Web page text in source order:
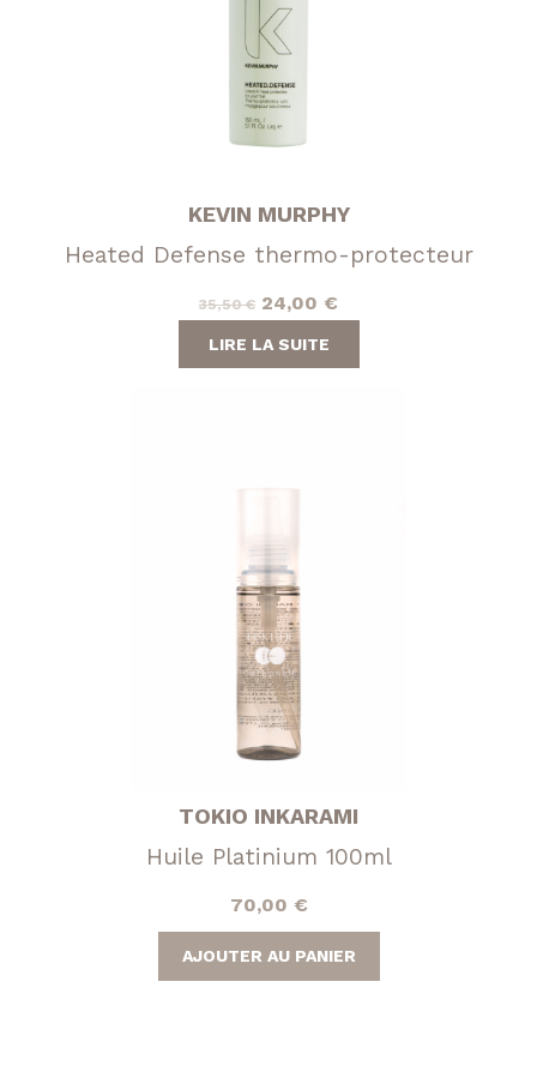
KEVIN MURPHY
Heated Defense thermo-protecteur
35,50€ Le
24,00 €Le
LIRE LA SUITE
TOKIO INKARAMI
Huile Platinium 100ml
70,00 €
AJOUTER AU PANIER